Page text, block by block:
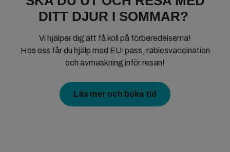
DITT DJUR I SOMMAR?
Vi hjälper dig att få koll på förberedelserna!
Hos oss får du hjälp med EU-pass, rabiesvaccination
och avmaskning inför resan!
Läs mer och boka tid